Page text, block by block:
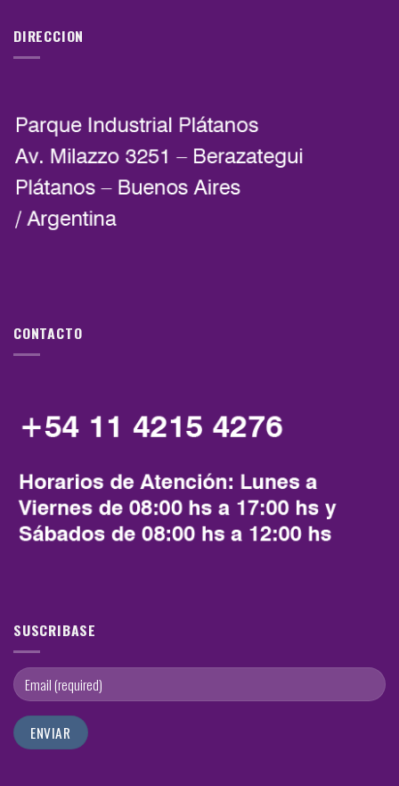
DIRECCION
CONTACTO
SUSCRIBASE